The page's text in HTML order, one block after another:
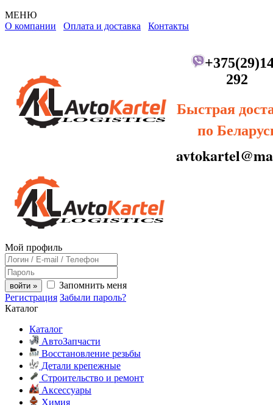
МЕНЮ
О компании Оплата и доставка Контакты
292
Быстрая
по
Мой профиль
войти »
Запомнить меня
Регистрация Забыли пароль?
Каталог
Каталог
АвтоЗапчасти
Восстановление резьбы
Детали крепежные
Строительство и ремонт
Аксессуары
Химия